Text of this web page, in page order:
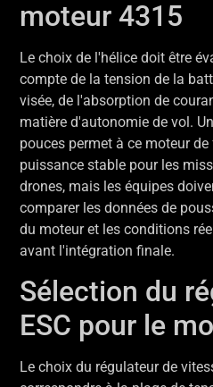
moteur 4315
Le choix de l'hélice doit être
compte de la tension de la
visée, de l'absorption de
matière d'autonomie de vol.
pouces permet à ce moteur
puissance stable pour les
drones, mais les équipes
comparer les données de
du moteur et les conditions
avant l'intégration finale.
Sélection du
ESC pour le
Le choix du régulateur de